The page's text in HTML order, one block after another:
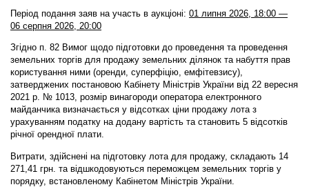
Період подання заяв на участь в аукціоні: 01 липня 2026, 18:00 —
06 серпня 2026, 20:00
Згідно п. 82 Вимог щодо підготовки до проведення та проведення
земельних торгів для продажу земельних ділянок та набуття прав
користування ними (оренди, суперфіцію, емфітевзису),
затверджених постановою Кабінету Міністрів України від 22 вересня
2021 р. № 1013, розмір винагороди оператора електронного
майданчика визначається у відсотках ціни продажу лота з
урахуванням податку на додану вартість та становить 5 відсотків
річної орендної плати.
Витрати, здійснені на підготовку лота для продажу, складають 14
271,41 грн. та відшкодовуються переможцем земельних торгів у
порядку, встановленому Кабінетом Міністрів України.